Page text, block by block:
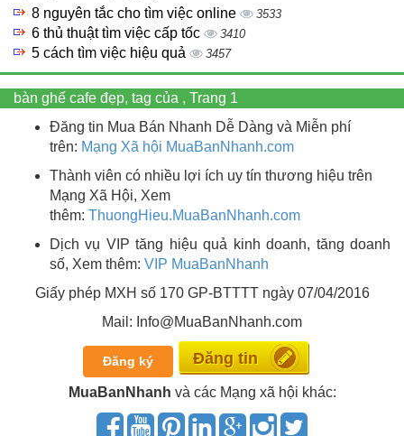
8 nguyên tắc cho tìm việc online 3533
6 thủ thuật tìm việc cấp tốc 3410
5 cách tìm việc hiệu quả 3457
bàn ghế cafe đẹp, tag của , Trang 1
Đăng tin Mua Bán Nhanh Dễ Dàng và Miễn phí
trên: Mạng Xã hội MuaBanNhanh.com
Thành viên có nhiều lợi ích uy tín thương hiệu trên
Mạng Xã Hội, Xem
thêm: ThuongHieu.MuaBanNhanh.com
Dịch vụ VIP tăng hiệu quả kinh doanh, tăng doanh
số, Xem thêm: VIP MuaBanNhanh
Giấy phép MXH số 170 GP-BTTTT ngày 07/04/2016
Mail: Info@MuaBanNhanh.com
Đăng ký Miễn phí
MuaBanNhanh và các Mạng xã hội khác: